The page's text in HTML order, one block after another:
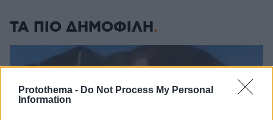
Protothema - Do Not Process My Personal
Information
ΤΑ ΠΙΟ ΔΗΜΟΦΙΛΗ